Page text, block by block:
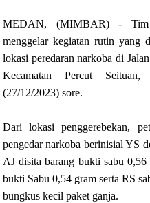
MEDAN, (MIMBAR) - Tim
menggelar kegiatan rutin yang
lokasi peredaran narkoba di
Kecamatan Percut
(27/12/2023) sore.
Dari lokasi penggerebekan,
pengedar narkoba berinisial YS
AJ disita barang bukti sabu
bukti Sabu 0,54 gram serta RS
bungkus kecil paket ganja.